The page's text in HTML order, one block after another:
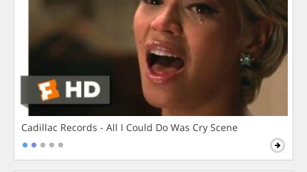
Cadillac Records - All I Could Do Was Cry Scene